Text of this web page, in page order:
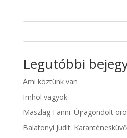
Legutóbbi
Ami köztünk van
Imhol vagyok
Maszlag Fanni: Újragondolt
Balatonyi Judit: